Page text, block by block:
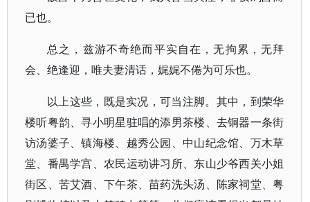
已也。
总之，兹游不奇绝而平实自在，无拘累，无拜
会、绝逢迎，唯夫妻清话，娓娓不倦为可乐也。
以上这些，既是实况，可当注脚。其中，到荣华
楼听粤韵、寻小明星驻唱的添男茶楼、去铜器一条街
访汤婆子、镇海楼、越秀公园、中山纪念馆、万木草
堂、番禺学宫、农民运动讲习所、东山少爷西关小姐
街区、苦艾酒、下午茶、苗药洗头汤、陈家祠堂、粤